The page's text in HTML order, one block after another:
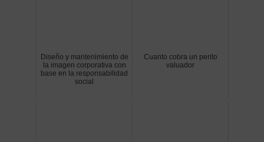
Diseño y mantenimiento de
la imagen corporativa con
base en la responsabilidad
social
Cuanto cobra un perito
valuador